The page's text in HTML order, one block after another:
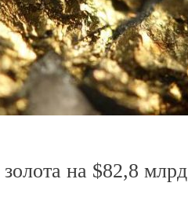
на $82,8 млрд